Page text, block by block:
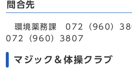
問合先
環境薬務課 072（960）
072（960）3807
マジック＆体操クラブ